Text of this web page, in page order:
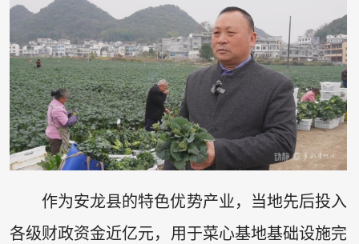
作为安龙县的特色优势产业，当地先后投入
各级财政资金近亿元，用于菜心基地基础设施完